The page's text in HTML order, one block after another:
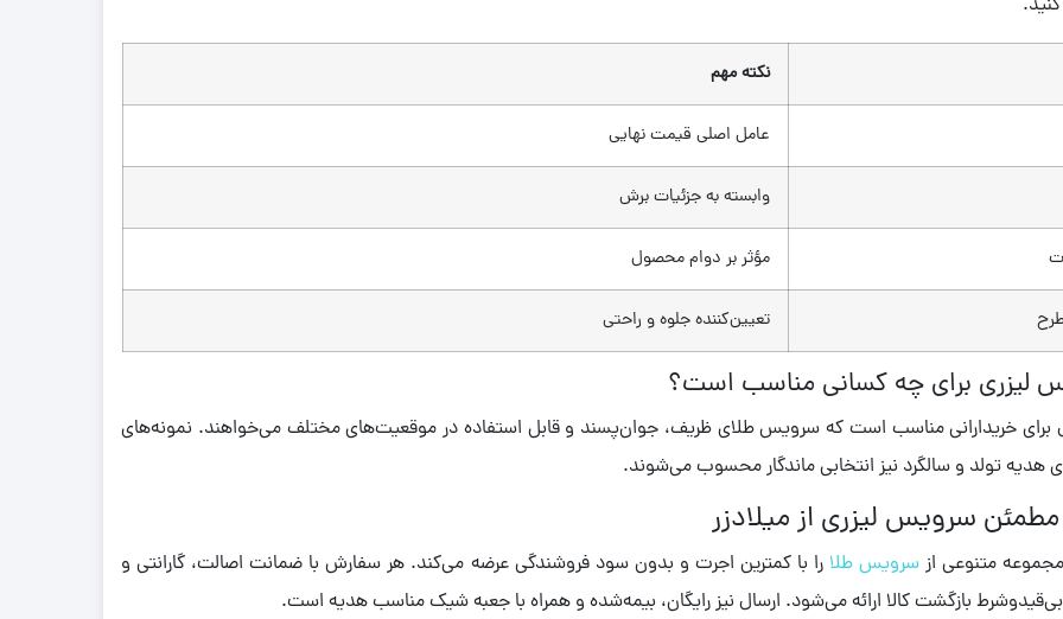
نکته مهم
عامل اصلی قیمت نهایی
وابسته به جزئیات برش
مؤثر بر دوام محصول
تعیین‌کننده جلوه و راحتی
لیزری برای چه کسانی مناسب است؟
برای خریدارانی مناسب است که سرویس طلای ظریف، جوان‌پسند و قابل استفاده در موقعیت‌های مختلف می‌خواهند. نمونه‌های
هدیه تولد و سالگرد نیز انتخابی ماندگار محسوب می‌شوند.
سرویس لیزری از میلادزر
مجموعه متنوعی از سرویس طلا را با کمترین اجرت و بدون سود فروشندگی عرضه می‌کند. هر سفارش با ضمانت اصالت، گارانتی و
بازگشت کالا ارائه می‌شود. ارسال نیز رایگان، بیمه‌شده و همراه با جعبه شیک مناسب هدیه است.